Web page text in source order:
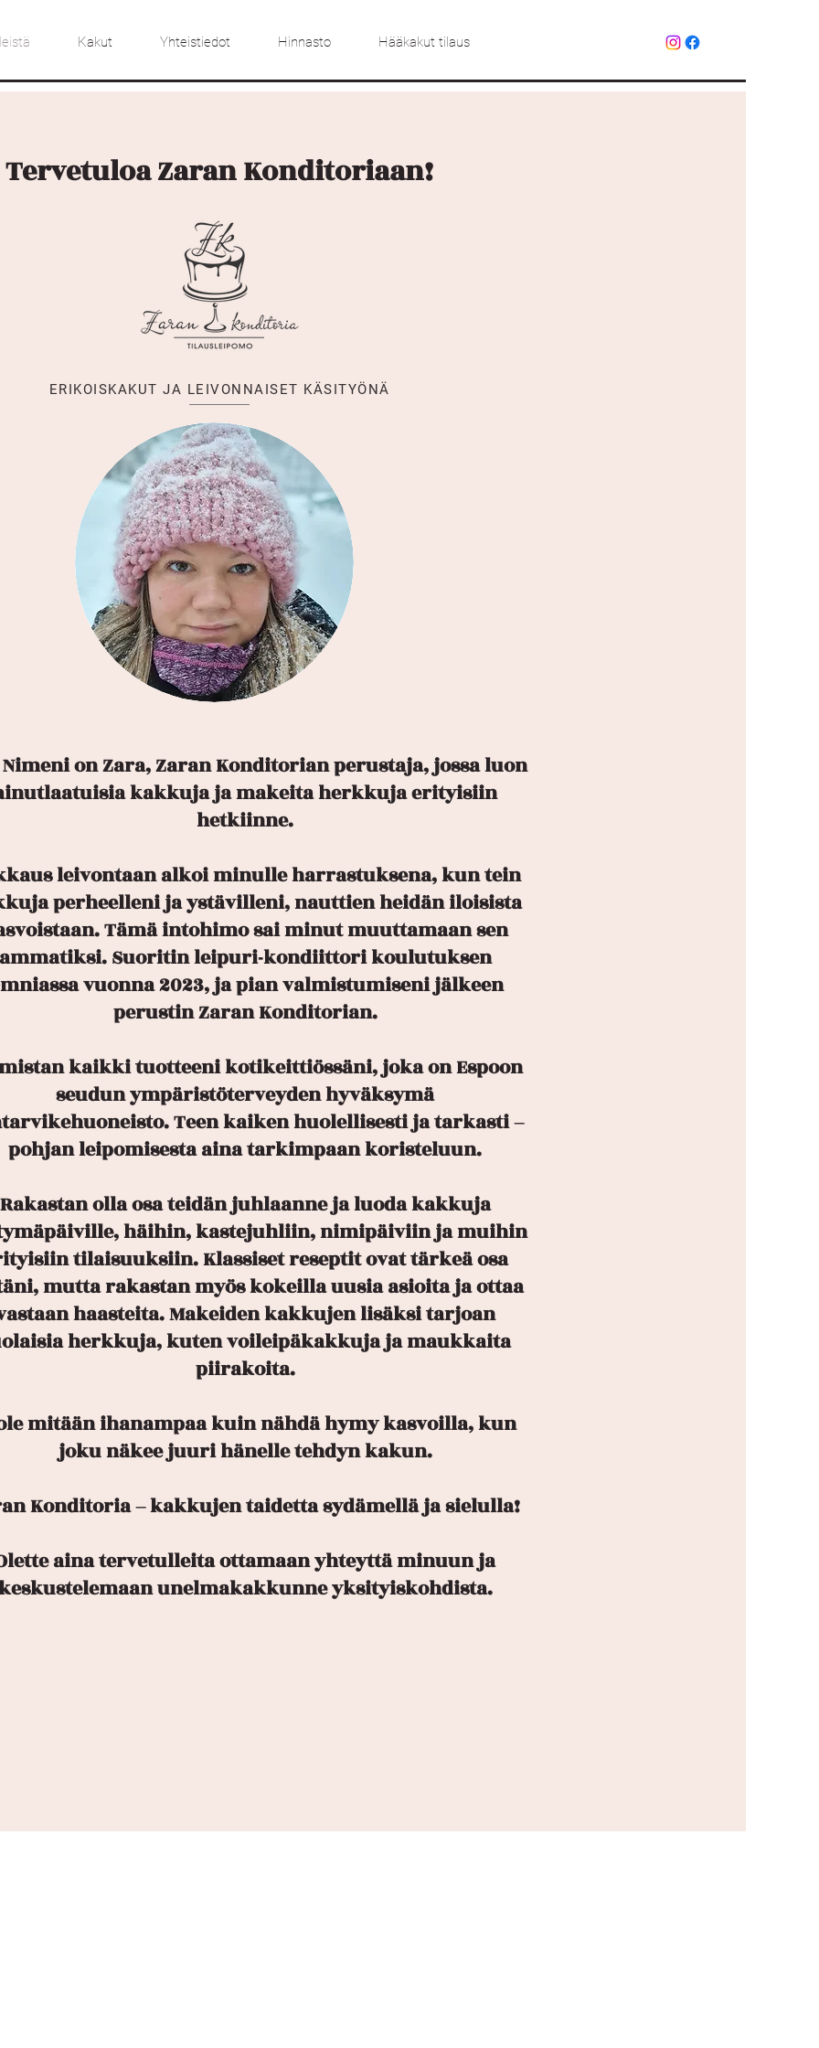
Kakut Yhteistiedot Hinnasto Hääkakut tilaus
Tervetuloa Zaran Konditoriaan!
ERIKOISKAKUT JA LEIVONNAISET KÄSITYÖNÄ
on Zara, Zaran Konditorian perustaja, jossa luon
kakkuja ja makeita herkkuja erityisiin
hetkiinne.
leivontaan alkoi minulle harrastuksena, kun tein
perheelleni ja ystävilleni, nauttien heidän iloisista
Tämä intohimo sai minut muuttamaan sen
Suoritin leipuri-kondiittori koulutuksen
vuonna 2023, ja pian valmistumiseni jälkeen
perustin Zaran Konditorian.
kaikki tuotteeni kotikeittiössäni, joka on Espoon
seudun ympäristöterveyden hyväksymä
Teen kaiken huolellisesti ja tarkasti –
pohjan leipomisesta aina tarkimpaan koristeluun.
Rakastan olla osa teidän juhlaanne ja luoda kakkuja
häihin, kastejuhliin, nimipäiviin ja muihin
tilaisuuksiin. Klassiset reseptit ovat tärkeä osa
mutta rakastan myös kokeilla uusia asioita ja ottaa
haasteita. Makeiden kakkujen lisäksi tarjoan
herkkuja, kuten voileipäkakkuja ja maukkaita
piirakoita.
mitään ihanampaa kuin nähdä hymy kasvoilla, kun
joku näkee juuri hänelle tehdyn kakun.
Konditoria – kakkujen taidetta sydämellä ja sielulla!
aina tervetulleita ottamaan yhteyttä minuun ja
unelmakakkunne yksityiskohdista.